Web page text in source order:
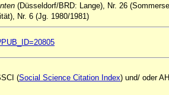
(Düsseldorf/BRD: Lange), Nr. 26
Nr. 6 (Jg. 1980/1981)
(Social Science Citation Index) und/ oder